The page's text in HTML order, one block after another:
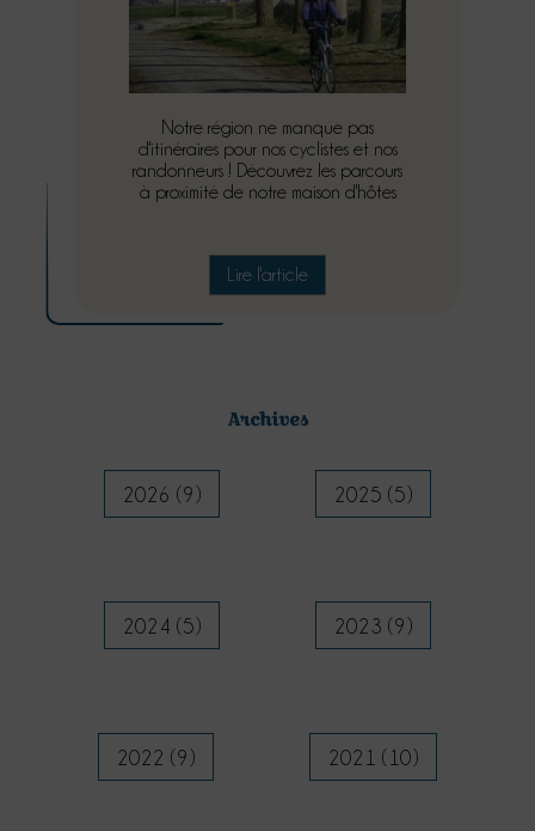
Notre région ne manque pas
d'itinéraires pour nos cyclistes et nos
randonneurs ! Découvrez les parcours
à proximité de notre maison d'hôtes
Lire l'article
Archives
2026 (9) 2025 (5)
2024 (5) 2023 (9)
2022 (9) 2021 (10)